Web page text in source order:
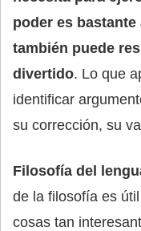
poder es
también puede
divertido. Lo que
identificar
su corrección, su
Filosofía del
de la filosofía es
cosas tan